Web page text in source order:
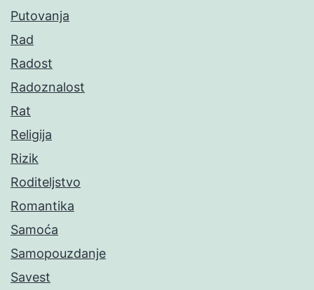
Putovanja
Rad
Radost
Radoznalost
Rat
Religija
Rizik
Roditeljstvo
Romantika
Samoća
Samopouzdanje
Savest